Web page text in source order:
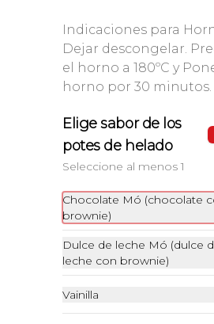
Indicaciones para
Dejar descongelar.
el horno a 180ºC y
horno por 30 minutos.
Elige sabor de los
potes de helado
Seleccione al menos 1
Chocolate Mó (chocolate
brownie)
Dulce de leche Mó (dulce
leche con brownie)
Vainilla